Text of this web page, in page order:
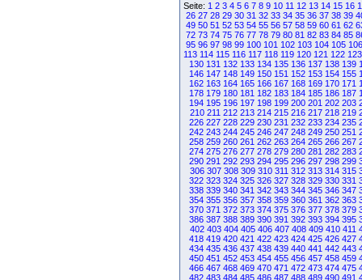
Seite: 1 2 3 4 5 6 7 8 9 10 11 12 13 14 15 16
26 27 28 29 30 31 32 33 34 35 36 37 38 39
49 50 51 52 53 54 55 56 57 58 59 60 61 62
72 73 74 75 76 77 78 79 80 81 82 83 84 85
95 96 97 98 99 100 101 102 103 104 105 106
113 114 115 116 117 118 119 120 121 122 123
130 131 132 133 134 135 136 137 138 139
146 147 148 149 150 151 152 153 154 155
162 163 164 165 166 167 168 169 170 171
178 179 180 181 182 183 184 185 186 187
194 195 196 197 198 199 200 201 202 203
210 211 212 213 214 215 216 217 218 219
226 227 228 229 230 231 232 233 234 235
242 243 244 245 246 247 248 249 250 251
258 259 260 261 262 263 264 265 266 267
274 275 276 277 278 279 280 281 282 283
290 291 292 293 294 295 296 297 298 299
306 307 308 309 310 311 312 313 314 315
322 323 324 325 326 327 328 329 330 331
338 339 340 341 342 343 344 345 346 347
354 355 356 357 358 359 360 361 362 363
370 371 372 373 374 375 376 377 378 379
386 387 388 389 390 391 392 393 394 395
402 403 404 405 406 407 408 409 410 411
418 419 420 421 422 423 424 425 426 427
434 435 436 437 438 439 440 441 442 443
450 451 452 453 454 455 456 457 458 459
466 467 468 469 470 471 472 473 474 475
482 483 484 485 486 487 488 489 490 491